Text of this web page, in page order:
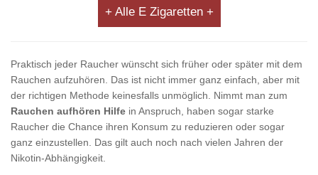
+ Alle E Zigaretten +
Praktisch jeder Raucher wünscht sich früher oder später mit dem
Rauchen aufzuhören. Das ist nicht immer ganz einfach, aber mit
der richtigen Methode keinesfalls unmöglich. Nimmt man zum
Rauchen aufhören Hilfe in Anspruch, haben sogar starke
Raucher die Chance ihren Konsum zu reduzieren oder sogar
ganz einzustellen. Das gilt auch noch nach vielen Jahren der
Nikotin-Abhängigkeit.